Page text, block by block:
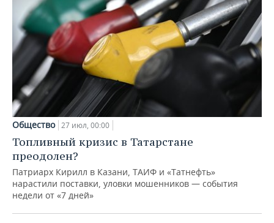
Общество 27 июл, 00:00
Топливный кризис в Татарстане
преодолен?
Патриарх Кирилл в Казани, ТАИФ и «Татнефть»
нарастили поставки, уловки мошенников — события
недели от «7 дней»